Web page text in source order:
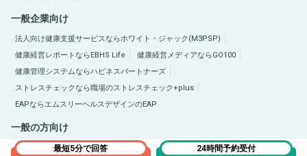
最短5分で回答 24時間予約受付
一般企業向け
法人向け健康支援サービスならホワイト・ジャック(M3PSP)
健康経営レポートならEBHS Life
健康経営メディアならGO100
健康管理システムならハピネスパートナーズ
ストレスチェックなら職場のストレスチェック+plus
EAPならエムスリーヘルスデザインのEAP
一般の方向け
医療総合サイトQLife（キューライフ） 肥満症総合サイトならひまんラボ